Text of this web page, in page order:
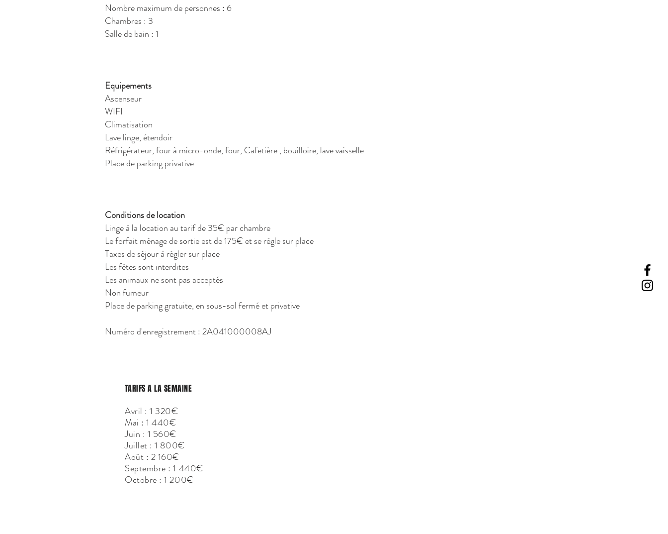
Nombre maximum de personnes : 6
Chambres : 3
Salle de bain : 1
Equipements
Ascenseur
WIFI
Climatisation
Lave linge, étendoir
Réfrigérateur, four à micro-onde, four, Cafetière , bouilloire, lave vaisselle
Place de parking privative
Conditions de location
Linge à la location au tarif de 35€ par chambre
Le forfait ménage de sortie est de 175€ et se règle sur place
Taxes de séjour à régler sur place
Les fêtes sont interdites
Les animaux ne sont pas acceptés
Non fumeur
Place de parking gratuite, en sous-sol fermé et privative
Numéro d'enregistrement : 2A041000008AJ
TARIFS A LA SEMAINE
Avril : 1 320€
Mai : 1 440€
Juin : 1 560€
Juillet : 1 800€
Août : 2 160€
Septembre : 1 440€
Octobre : 1 200€